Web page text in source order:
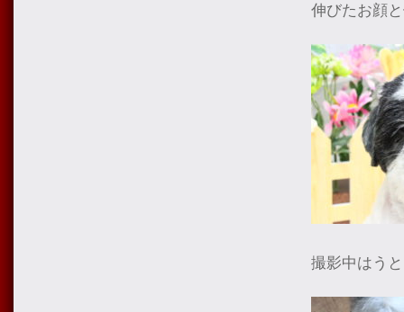
伸びたお顔
撮影中はう